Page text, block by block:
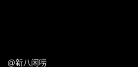
@新八闲唠